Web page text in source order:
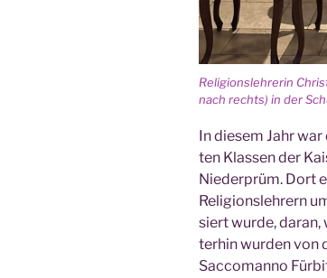
Reli­gi­ons­leh­re­rin
nach rechts) in der
In die­sem Jahr
ten Klas­sen der
Nie­der­prüm. Dort
Reli­gi­ons­leh­rern
siert wur­de,
ter­hin wur­den von
Sac­co­man­no